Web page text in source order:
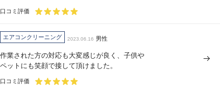
口コミ評価
エアコンクリーニング 2023.06.16 男性
作業された方の対応も大変感じが良く、子供や
ペットにも笑顔で接して頂けました。
口コミ評価